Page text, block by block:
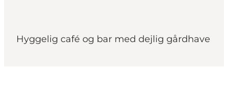
Hyggelig café og bar med dejlig gårdhave